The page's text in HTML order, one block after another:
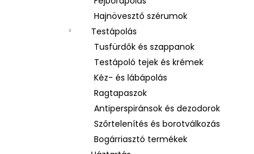
Hajnövesztő szérumok
Testápolás
Tusfürdők és szappanok
Testápoló tejek és krémek
Kéz- és lábápolás
Ragtapaszok
Antiperspiránsok és dezodorok
Szőrtelenítés és borotválkozás
Bogárriasztó termékek